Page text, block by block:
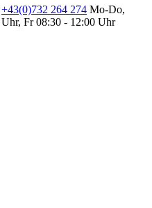
+43(0)732 264 274 Mo-Do,
Fr 08:30 - 12:00 Uhr